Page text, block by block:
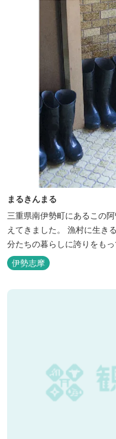
まるきんまる
三重県南伊勢町にあるこの
えてきました。 漁村に生き
分たちの暮らしに誇りをも
自然とのかかわりを次世代
スを始めました。 当ゲスト
軒家とウッドデッキ、 屋外
伊勢志摩